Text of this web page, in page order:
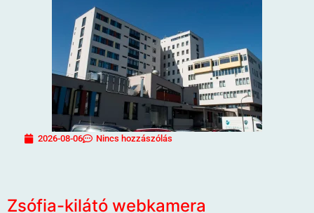
2026-08-06 Nincs hozzászólás
Zsófia-kilátó webkamera